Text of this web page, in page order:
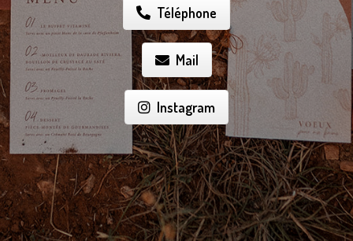
Téléphone
Mail
Instagram